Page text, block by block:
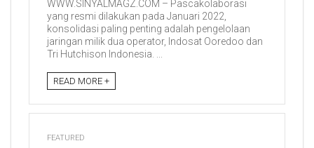
WWW.SINYALMAGZ.COM – Pascakolaborasi
yang resmi dilakukan pada Januari 2022,
konsolidasi paling penting adalah pengelolaan
jaringan milik dua operator, Indosat Ooredoo dan
Tri Hutchison Indonesia. ...
READ MORE +
FEATURED